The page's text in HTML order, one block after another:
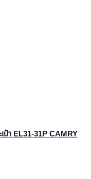
เป๋า EL31-31P CAMRY